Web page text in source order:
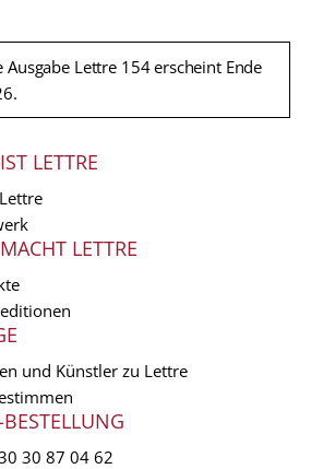
Lettre 154 erscheint Ende
LETTRE
LETTRE
und Künstler zu Lettre
30 87 04 62